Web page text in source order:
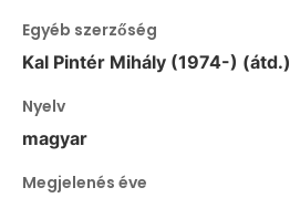
Egyéb szerzőség
Kal Pintér Mihály (1974-) (átd.)
Nyelv
magyar
Megjelenés éve